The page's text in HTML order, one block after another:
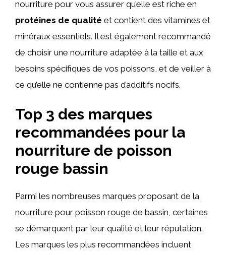
nourriture pour vous assurer qu’elle est riche en
protéines de qualité et contient des vitamines et
minéraux essentiels. Il est également recommandé
de choisir une nourriture adaptée à la taille et aux
besoins spécifiques de vos poissons, et de veiller à
ce qu’elle ne contienne pas d’additifs nocifs.
Top 3 des marques
recommandées pour la
nourriture de poisson
rouge bassin
Parmi les nombreuses marques proposant de la
nourriture pour poisson rouge de bassin, certaines
se démarquent par leur qualité et leur réputation.
Les marques les plus recommandées incluent